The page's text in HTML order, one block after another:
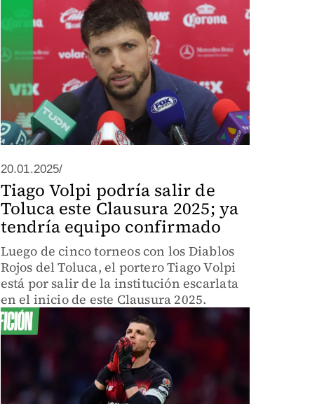
20.01.2025/
Tiago Volpi podría salir de
Toluca este Clausura 2025; ya
tendría equipo confirmado
Luego de cinco torneos con los Diablos
Rojos del Toluca, el portero Tiago Volpi
está por salir de la institución escarlata
en el inicio de este Clausura 2025.